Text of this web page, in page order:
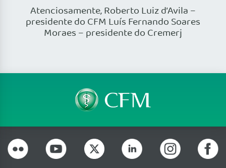
Atenciosamente, Roberto Luiz d’Avila –
presidente do CFM Luís Fernando Soares
Moraes – presidente do Cremerj